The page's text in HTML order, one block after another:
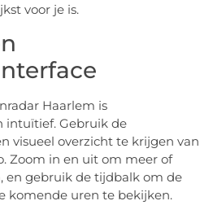
voor je is.
Haarlem is
intuïtief. Gebruik de
visueel overzicht te krijgen van
Zoom in en uit om meer of
en gebruik de tijdbalk om de
komende uren te bekijken.